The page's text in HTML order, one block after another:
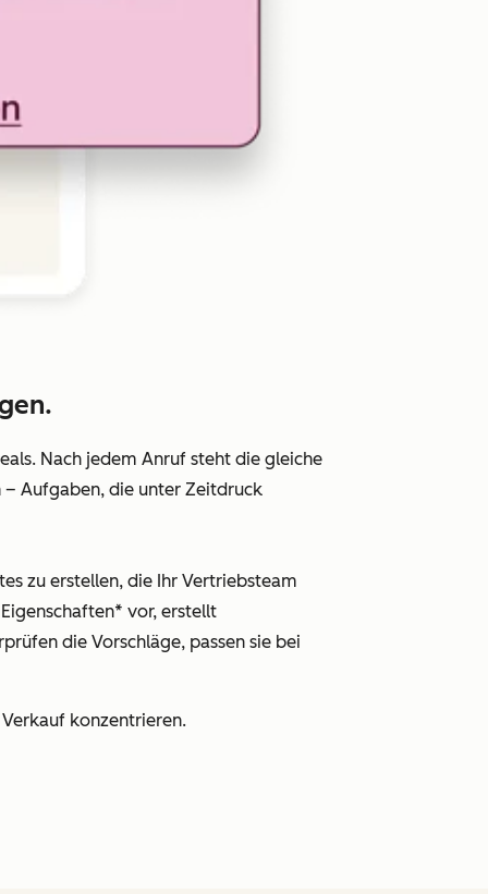
Nach jedem Anruf steht die gleiche
– Aufgaben, die unter Zeitdruck
zu erstellen, die Ihr Vertriebsteam
vor, erstellt
die Vorschläge, passen sie bei
konzentrieren.